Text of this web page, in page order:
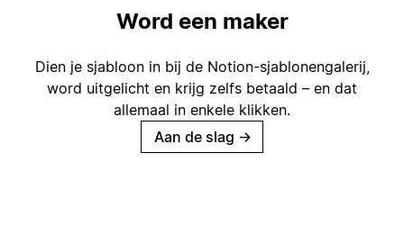
Word een maker
Dien je sjabloon in bij de Notion-sjablonengalerij,
word uitgelicht en krijg zelfs betaald – en dat
allemaal in enkele klikken.
Aan de slag →